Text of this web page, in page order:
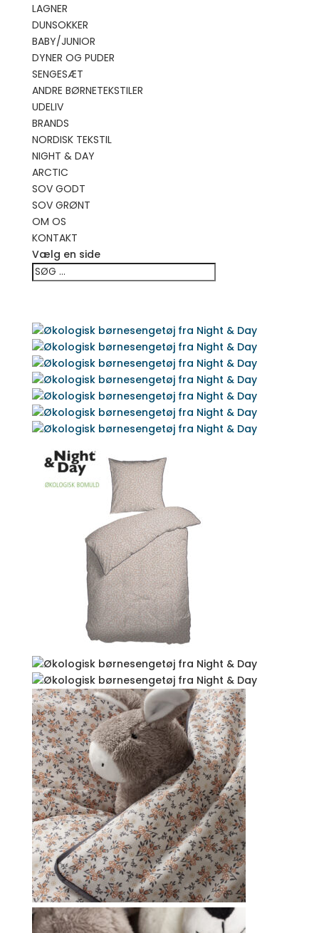
LAGNER
DUNSOKKER
BABY/JUNIOR
DYNER OG PUDER
SENGESÆT
ANDRE BØRNETEKSTILER
UDELIV
BRANDS
NORDISK TEKSTIL
NIGHT & DAY
ARCTIC
SOV GODT
SOV GRØNT
OM OS
KONTAKT
Vælg en side